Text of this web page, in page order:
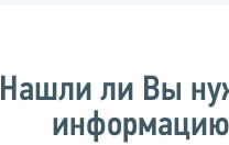
Нашли ли Вы